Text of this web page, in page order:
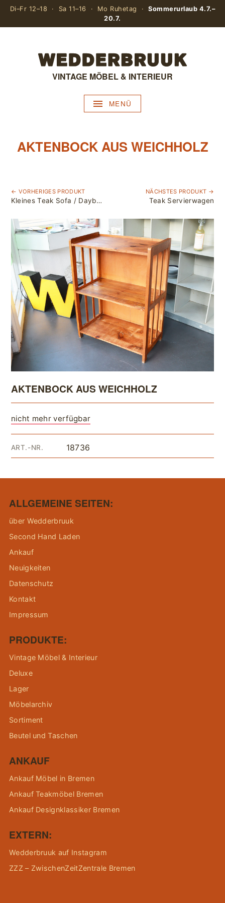
Di–Fr 12–18 · Sa 11–16 · Mo Ruhetag ·Sommerurlaub 4.7.–
20.7.
VINTAGE MÖBEL & INTERIEUR
MENÜ
AKTENBOCK AUS WEICHHOLZ
← VORHERIGES PRODUKT
Kleines Teak Sofa / Daybed von Peter Hvidt & Orla Mølgaard-Nielsen für France & Søn
NÄCHSTES PRODUKT →
Teak Servierwagen
AKTENBOCK AUS WEICHHOLZ
nicht mehr verfügbar
ART.-NR. 18736
ALLGEMEINE SEITEN:
über Wedderbruuk
Second Hand Laden
Ankauf
Neuigkeiten
Datenschutz
Kontakt
Impressum
PRODUKTE:
Vintage Möbel & Interieur
Deluxe
Lager
Möbelarchiv
Sortiment
Beutel und Taschen
ANKAUF
Ankauf Möbel in Bremen
Ankauf Teakmöbel Bremen
Ankauf Designklassiker Bremen
EXTERN:
Wedderbruuk auf Instagram
ZZZ – ZwischenZeitZentrale Bremen